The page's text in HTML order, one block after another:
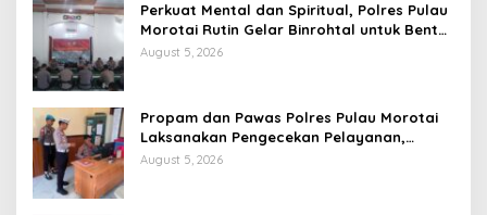
Perkuat Mental dan Spiritual, Polres Pulau
Morotai Rutin Gelar Binrohtal untuk Bentuk
Personel Berintegritas
August 5, 2026
Propam dan Pawas Polres Pulau Morotai
Laksanakan Pengecekan Pelayanan,
Pastikan Masyarakat Mendapat
August 5, 2026